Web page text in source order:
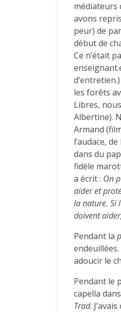
médiateurs
avons
peur) de
début de
Ce n’était
les forêts
Libres,
Albertine).
Armand
l’audace,
dans du
fidèle
a écrit : On
aider et
la nature. Si
doivent
Pendant la
adoucir le
Pendant le
capella
Trad.